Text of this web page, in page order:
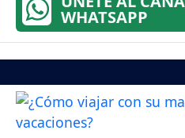
WHATSAPP